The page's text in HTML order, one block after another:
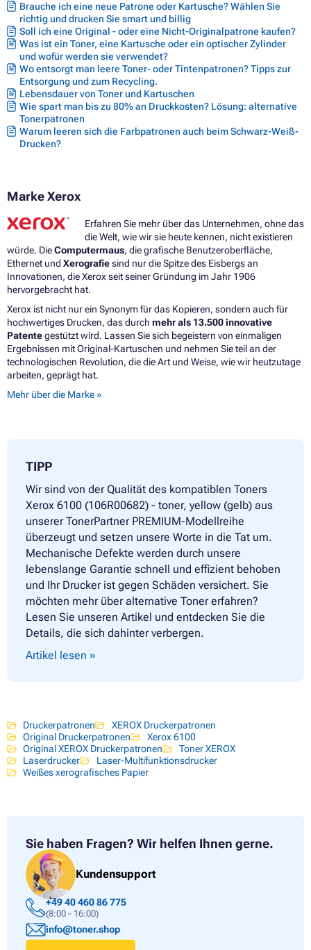
Brauche ich eine neue Patrone oder Kartusche? Wählen Sie
richtig und drucken Sie smart und billig
Soll ich eine Original - oder eine Nicht-Originalpatrone kaufen?
Was ist ein Toner, eine Kartusche oder ein optischer Zylinder
und wofür werden sie verwendet?
Wo entsorgt man leere Toner- oder Tintenpatronen? Tipps zur
Entsorgung und zum Recycling.
Lebensdauer von Toner und Kartuschen
Wie spart man bis zu 80% an Druckkosten? Lösung: alternative
Tonerpatronen
Warum leeren sich die Farbpatronen auch beim Schwarz-Weiß-
Drucken?
Marke Xerox
Erfahren Sie mehr über das Unternehmen, ohne das
die Welt, wie wir sie heute kennen, nicht existieren
würde. DieComputermaus, die grafische Benutzeroberfläche,
Ethernet und Xerografiesind nur die Spitze des Eisbergs an
Innovationen, die Xerox seit seiner Gründung im Jahr 1906
hervorgebracht hat.
Xerox ist nicht nur ein Synonym für das Kopieren, sondern auch für
hochwertiges Drucken, das durch mehr als 13.500 innovative
Patentegestützt wird. Lassen Sie sich begeistern von einmaligen
Ergebnissen mit Original-Kartuschen und nehmen Sie teil an der
technologischen Revolution, die die Art und Weise, wie wir heutzutage
arbeiten, geprägt hat.
Mehr über die Marke »
TIPP
Wir sind von der Qualität des kompatiblen Toners
Xerox 6100 (106R00682) - toner, yellow (gelb) aus
unserer TonerPartner PREMIUM-Modellreihe
überzeugt und setzen unsere Worte in die Tat um.
Mechanische Defekte werden durch unsere
lebenslange Garantie schnell und effizient behoben
und Ihr Drucker ist gegen Schäden versichert. Sie
möchten mehr über alternative Toner erfahren?
Lesen Sie unseren Artikel und entdecken Sie die
Details, die sich dahinter verbergen.
Artikel lesen »
Druckerpatronen
XEROX Druckerpatronen
Original Druckerpatronen
Xerox 6100
Original XEROX Druckerpatronen
Toner XEROX
Laserdrucker
Laser-Multifunktionsdrucker
Weißes xerografisches Papier
Sie haben Fragen? Wir helfen Ihnen gerne.
Kundensupport
+49 40 460 86 775
(8:00 - 16:00)
info@toner.shop